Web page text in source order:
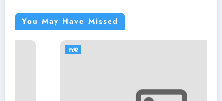
You May Have Missed